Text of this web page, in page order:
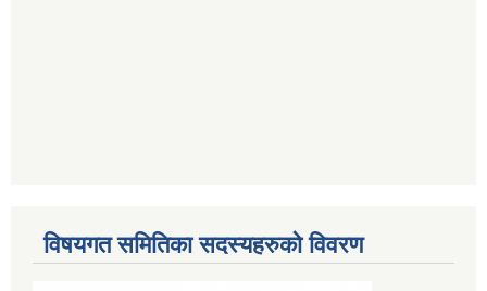
विषयगत समितिका सदस्यहरुको विवरण